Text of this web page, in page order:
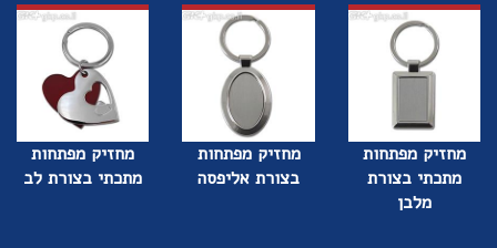
מחזיק מפתחות
מתכתי בצורת
מלבן
מחזיק מפתחות
בצורת אליפסה
מחזיק מפתחות
מתכתי בצורת לב